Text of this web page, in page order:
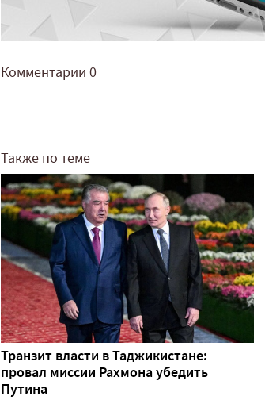
Комментарии 0
Также по теме
Транзит власти в Таджикистане:
провал миссии Рахмона убедить
Путина